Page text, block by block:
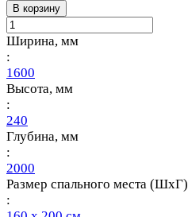
В корзину
Ширина, мм
:
1600
Высота, мм
:
240
Глубина, мм
:
2000
Размер спального места (ШхГ)
: